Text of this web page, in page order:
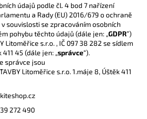
údajů podle čl. 4 bod 7 nařízení
a Rady (EU) 2016/679 o ochraně
souvislosti se zpracováním osobních
pohybu těchto údajů (dále jen: „GDPR”)
Litoměřice s.r.o. , IČ 097 38 282 se sídlem
411 45 (dále jen: „správce“).
správce jsou
Litoměřice s.r.o. 1.máje 8, Úštěk 411
272 490